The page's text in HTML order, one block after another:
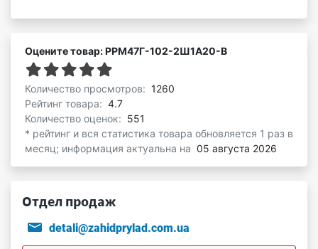
Оцените товар: РРМ47Г-102-2Ш1А20-В
Количество просмотров: 1260
Рейтинг товара: 4.7
Количество оценок: 551
* рейтинг и вся статистика товара обновляется 1 раз в
месяц; информация актуальна на 05 августа 2026
Отдел продаж
detali@zahidprylad.com.ua